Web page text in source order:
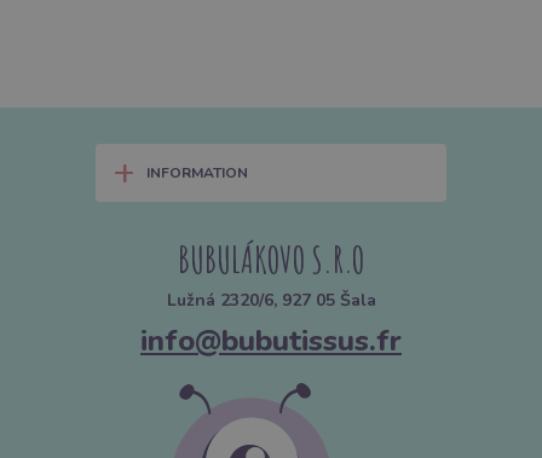
+ INFORMATION
BUBULÁKOVO S.R.O
Lužná 2320/6, 927 05 Šala
info@bubutissus.fr